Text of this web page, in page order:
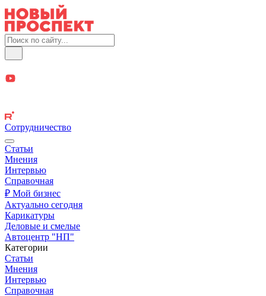
Сотрудничество
Статьи
Мнения
Интервью
Справочная
₽ Мой бизнес
Актуально сегодня
Карикатуры
Деловые и смелые
Автоцентр "НП"
Категории
Статьи
Мнения
Интервью
Справочная